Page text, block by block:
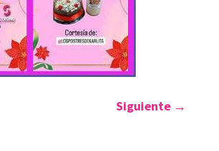
Siguiente→